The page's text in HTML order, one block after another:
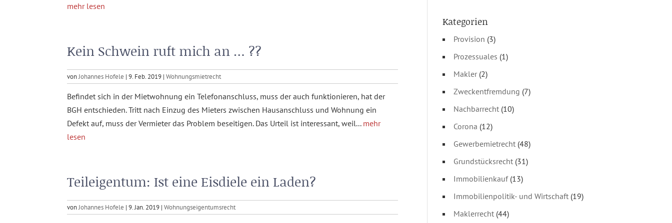
mehr lesen
Kein Schwein ruft mich an … ??
vonJohannes Hofele |9. Feb. 2019 |Wohnungsmietrecht
Befindet sich in der Mietwohnung ein Telefonanschluss, muss der auch funktionieren, hat der
BGH entschieden. Tritt nach Einzug des Mieters zwischen Hausanschluss und Wohnung ein
Defekt auf, muss der Vermieter das Problem beseitigen. Das Urteil ist interessant, weil... mehr
lesen
Teileigentum: Ist eine Eisdiele ein Laden?
vonJohannes Hofele |9. Jan. 2019 |Wohnungseigentumsrecht
Kategorien
Provision (3)
Prozessuales (1)
Makler(2)
Zweckentfremdung (7)
Nachbarrecht(10)
Corona (12)
Gewerbemietrecht(48)
Grundstücksrecht(31)
Immobilienkauf(13)
Immobilienpolitik- und Wirtschaft(19)
Maklerrecht(44)